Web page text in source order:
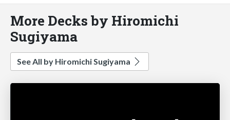
More Decks by Hiromichi
Sugiyama
See All by Hiromichi Sugiyama